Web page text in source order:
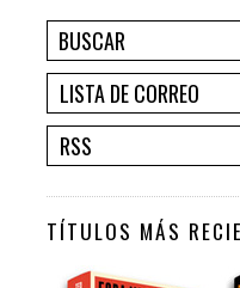
LISTA DE CORREO
RSS
TÍTULOS MÁS